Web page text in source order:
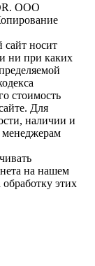
ООО
носит
ни при каких
стоимость
Для
наличии и
менеджерам
на нашем
этих